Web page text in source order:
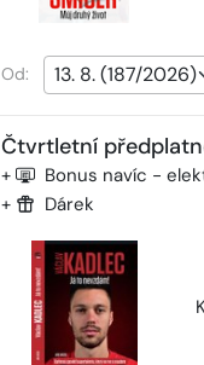
Od:
Čtvrtletní
+ Bonus navíc -
+ Dárek